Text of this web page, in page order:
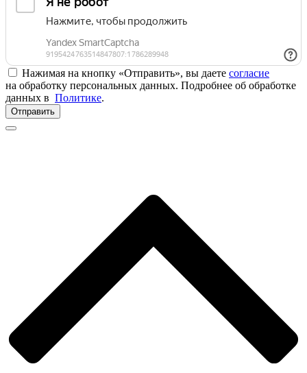
Нажимая на кнопку «Отправить», вы даете согласие
на обработку персональных данных. Подробнее об обработке
данных в Политике.
Отправить